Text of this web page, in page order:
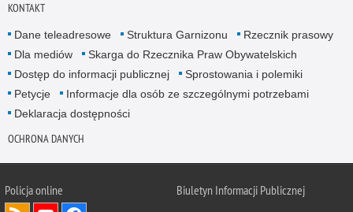
KONTAKT
Dane teleadresowe Struktura Garnizonu
Rzecznik prasowy
Dla mediów
Skarga do Rzecznika Praw Obywatelskich
Dostęp do informacji publicznej
Sprostowania i polemiki
Petycje
Informacje dla osób ze szczególnymi potrzebami
Deklaracja dostępności
OCHRONA DANYCH
Policja online
Biuletyn Informacji Publicznej